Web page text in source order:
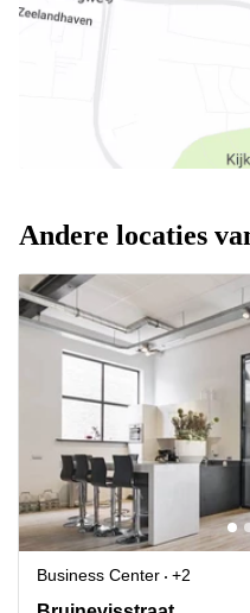
Andere locaties
Business Center
+2
Bruinevisstraat 32, Bergen